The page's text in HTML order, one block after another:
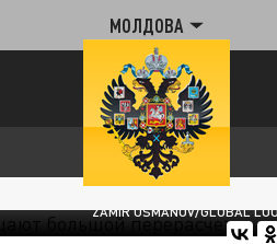
МОЛДОВА
ZAMIR USMANOV/GLOBAL